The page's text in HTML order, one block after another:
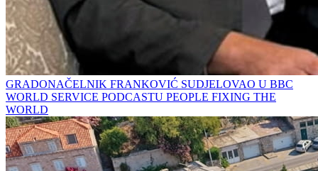
GRADONAČELNIK FRANKOVIĆ SUDJELOVAO U BBC
WORLD SERVICE PODCASTU PEOPLE FIXING THE
WORLD